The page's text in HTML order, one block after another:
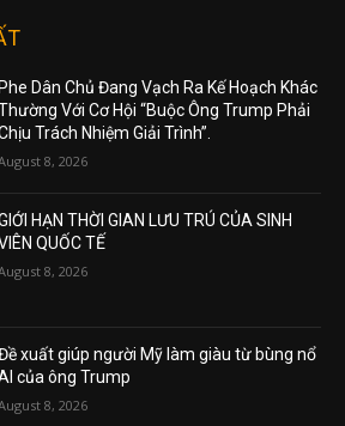
Phe Dân Chủ Đang Vạch Ra Kế Hoạch Khác
Với Cơ Hội “Buộc Ông Trump Phải
Trách Nhiệm Giải Trình”.
8, 2026
HẠN THỜI GIAN LƯU TRÚ CỦA SINH
QUỐC TẾ
8, 2026
xuất giúp người Mỹ làm giàu từ bùng nổ
của ông Trump
8, 2026